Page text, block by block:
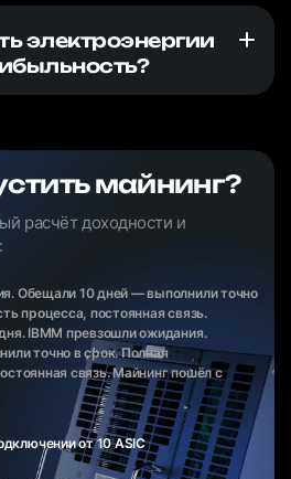
электроэнергии
майнинг?
расчёт доходности и
Обещали 10 дней — выполнили точно
процесса, постоянная связь.
IBMM превзошли ожидания.
точно в срок. Полная
связь. Майнинг пошёл с
от 10 ASIC